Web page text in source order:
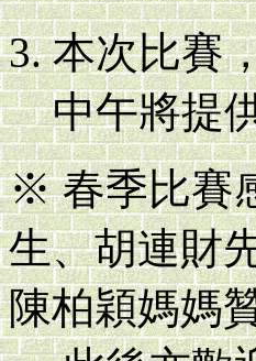
本次比賽
中午將提
※ 春季比賽
生、胡連財
陳柏穎媽媽